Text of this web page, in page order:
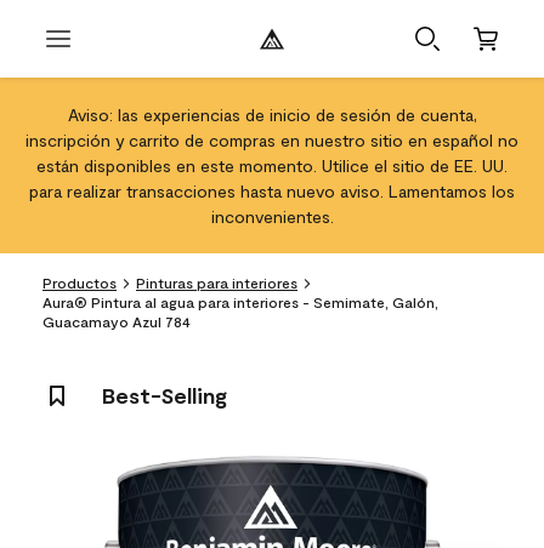
Aviso: las experiencias de inicio de sesión de cuenta,
inscripción y carrito de compras en nuestro sitio en español no
están disponibles en este momento. Utilice el sitio de EE. UU.
para realizar transacciones hasta nuevo aviso. Lamentamos los
inconvenientes.
Productos
Pinturas para interiores
Aura® Pintura al agua para interiores - Semimate, Galón,
Guacamayo Azul 784
Best-Selling